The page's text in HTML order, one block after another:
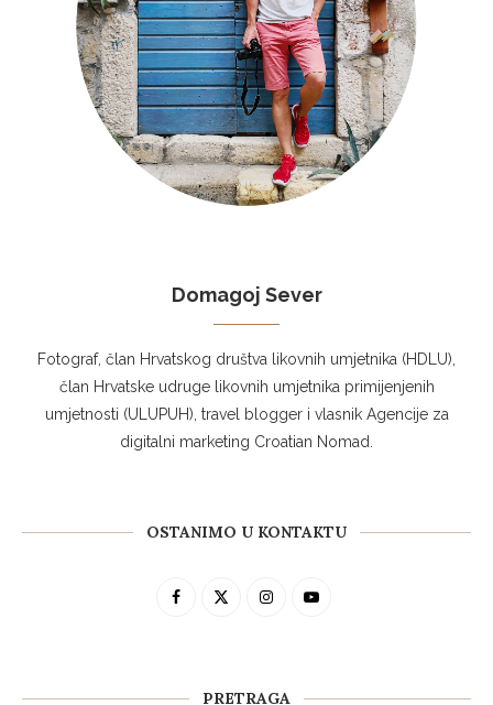
Domagoj Sever
Fotograf, član Hrvatskog društva likovnih umjetnika (HDLU),
član Hrvatske udruge likovnih umjetnika primijenjenih
umjetnosti (ULUPUH), travel blogger i vlasnik Agencije za
digitalni marketing Croatian Nomad.
OSTANIMO U KONTAKTU
PRETRAGA